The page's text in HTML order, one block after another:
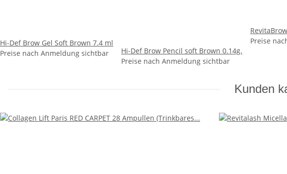
Hi-Def Brow Gel Soft Brown 7.4 ml
Preise nach Anmeldung sichtbar
Hi-Def Brow Pencil soft Brown 0.14g.
Preise nach Anmeldung sichtbar
Preise
Kunden